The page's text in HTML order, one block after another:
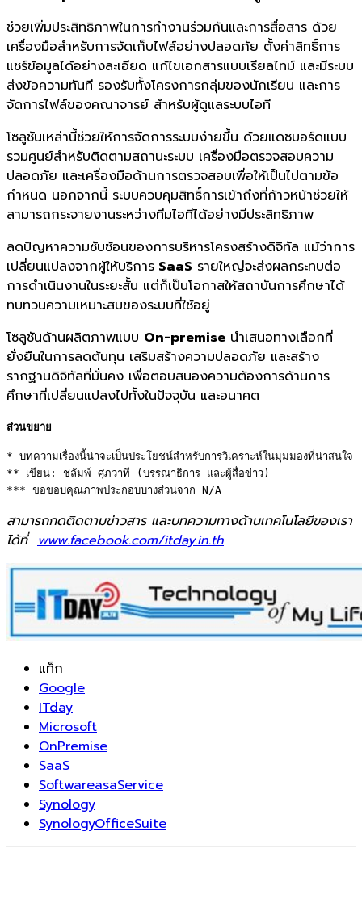
ช่วยเพิ่มประสิทธิภาพในการทำงานร่วมกันและการสื่อสาร ด้วย
เครื่องมือสำหรับการจัดเก็บไฟล์อย่างปลอดภัย ตั้งค่าสิทธิ์การ
แชร์ข้อมูลได้อย่างละเอียด แก้ไขเอกสารแบบเรียลไทม์ และมีระบบ
ส่งข้อความทันที รองรับทั้งโครงการกลุ่มของนักเรียน และการ
จัดการไฟล์ของคณาจารย์ สำหรับผู้ดูแลระบบไอที
โซลูชันเหล่านี้ช่วยให้การจัดการระบบง่ายขึ้น ด้วยแดชบอร์ดแบบ
รวมศูนย์สำหรับติดตามสถานะระบบ เครื่องมือตรวจสอบความ
ปลอดภัย และเครื่องมือด้านการตรวจสอบเพื่อให้เป็นไปตามข้อ
กำหนด นอกจากนี้ ระบบควบคุมสิทธิ์การเข้าถึงที่ก้าวหน้าช่วยให้
สามารถกระจายงานระหว่างทีมไอทีได้อย่างมีประสิทธิภาพ
ลดปัญหาความซับซ้อนของการบริหารโครงสร้างดิจิทัล แม้ว่าการ
เปลี่ยนแปลงจากผู้ให้บริการ SaaS รายใหญ่จะส่งผลกระทบต่อ
การดำเนินงานในระยะสั้น แต่ก็เป็นโอกาสให้สถาบันการศึกษาได้
ทบทวนความเหมาะสมของระบบที่ใช้อยู่
โซลูชันด้านผลิตภาพแบบ On-premise นำเสนอทางเลือกที่
ยั่งยืนในการลดต้นทุน เสริมสร้างความปลอดภัย และสร้าง
รากฐานดิจิทัลที่มั่นคง เพื่อตอบสนองความต้องการด้านการ
ศึกษาที่เปลี่ยนแปลงไปทั้งในปัจจุบัน และอนาคต
ส่วนขยาย
* บทความเรื่องนี้น่าจะเป็นประโยชน์สำหรับการวิเคราะห์ในมุมมองที่น่าสนใจ
** เขียน: ชลัมพ์ ศุภวาที (บรรณาธิการ และผู้สื่อข่าว)
*** ขอขอบคุณภาพประกอบบางส่วนจาก N/A
สามารถกดติดตามข่าวสาร และบทความทางด้านเทคโนโลยีของเรา
ได้ที่ www.facebook.com/itday.in.th
แท็ก
Google
ITday
Microsoft
OnPremise
SaaS
SoftwareasaService
Synology
SynologyOfficeSuite